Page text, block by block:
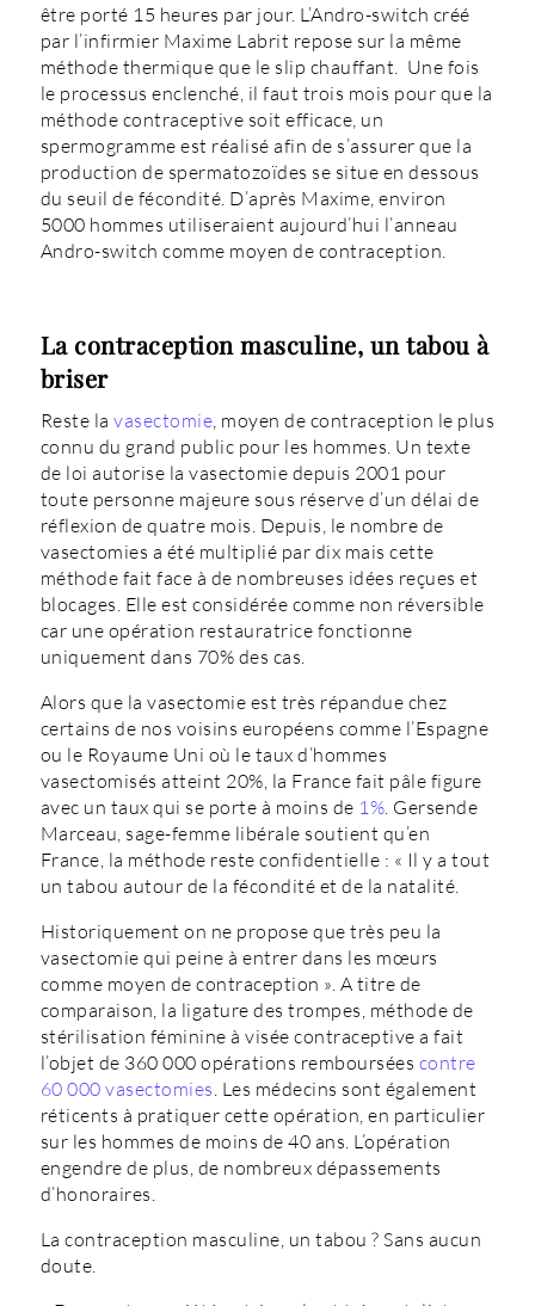
être porté 15 heures par jour. L’Andro-switch créé
par l’infirmier Maxime Labrit repose sur la même
méthode thermique que le slip chauffant. Une fois
le processus enclenché, il faut trois mois pour que la
méthode contraceptive soit efficace, un
spermogramme est réalisé afin de s’assurer que la
production de spermatozoïdes se situe en dessous
du seuil de fécondité. D’après Maxime, environ
5000 hommes utiliseraient aujourd’hui l’anneau
Andro-switch comme moyen de contraception.
La contraception masculine, un tabou à
briser
Reste lavasectomie , moyen de contraception le plus
connu du grand public pour les hommes. Un texte
de loi autorise la vasectomie depuis 2001 pour
toute personne majeure sous réserve d’un délai de
réflexion de quatre mois. Depuis, le nombre de
vasectomies a été multiplié par dix mais cette
méthode fait face à de nombreuses idées reçues et
blocages. Elle est considérée comme non réversible
car une opération restauratrice fonctionne
uniquement dans 70% des cas.
Alors que la vasectomie est très répandue chez
certains de nos voisins européens comme l’Espagne
ou le Royaume Uni où le taux d’hommes
vasectomisés atteint 20%, la France fait pâle figure
avec un taux qui se porte à moins de 1% . Gersende
Marceau, sage-femme libérale soutient qu’en
France, la méthode reste confidentielle : « Il y a tout
un tabou autour de la fécondité et de la natalité.
Historiquement on ne propose que très peu la
vasectomie qui peine à entrer dans les mœurs
comme moyen de contraception ». A titre de
comparaison, la ligature des trompes, méthode de
stérilisation féminine à visée contraceptive a fait
l’objet de 360 000 opérations remboursées contre
60 000 vasectomies . Les médecins sont également
réticents à pratiquer cette opération, en particulier
sur les hommes de moins de 40 ans. L’opération
engendre de plus, de nombreux dépassements
d’honoraires.
La contraception masculine, un tabou ? Sans aucun
doute.